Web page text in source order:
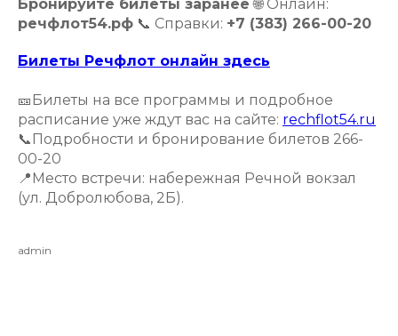
Бронируйте билеты заранее🌐 Онлайн:
речфлот54.рф 📞 Справки: +7 (383) 266-00-20
Билеты Речфлот онлайн здесь
🎫Билеты на все программы и подробное
расписание уже ждут вас на сайте: rechflot54.ru
📞Подробности и бронирование билетов 266-
00-20
📍Место встречи: набережная Речной вокзал
(ул. Добролюбова, 2Б).
admin